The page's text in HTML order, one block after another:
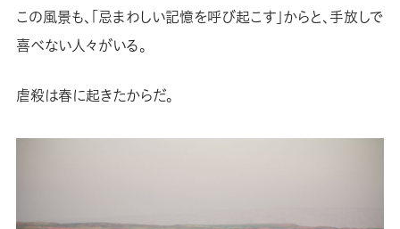
この風景も、「忌まわしい記憶を呼び起こす」からと、手放しで
喜べない人々がいる。
虐殺は春に起きたからだ。